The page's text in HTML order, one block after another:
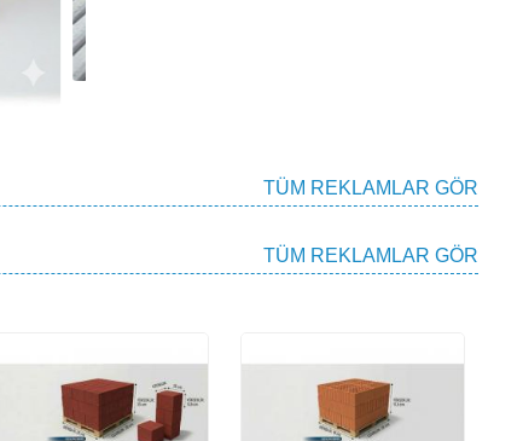
TÜM REKLAMLAR GÖR
TÜM REKLAMLAR GÖR
13.5 Tuğla
·